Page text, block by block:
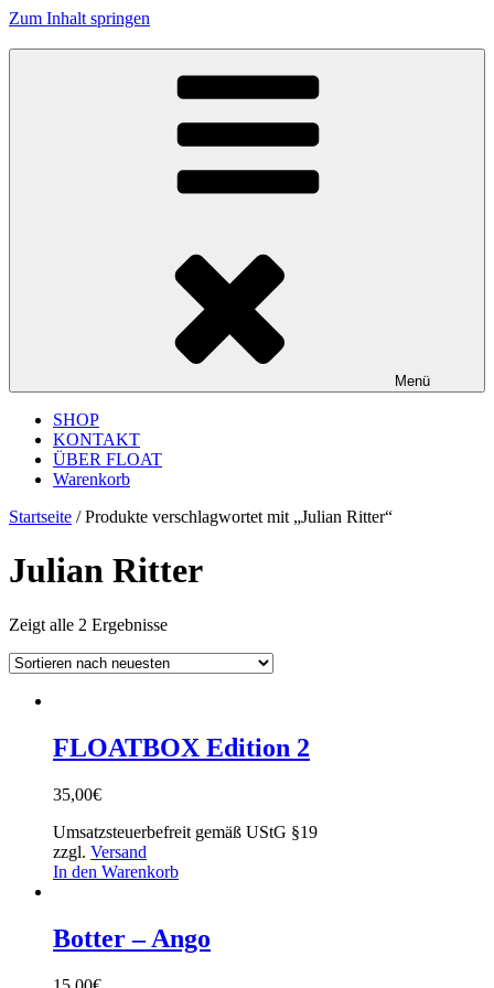
Zum Inhalt springen
junges Label für improvisierte Musik und Jazz aus Köln
Menü
SHOP
KONTAKT
ÜBER FLOAT
Warenkorb
Startseite / Produkte verschlagwortet mit „Julian Ritter“
Julian Ritter
Zeigt alle 2 Ergebnisse
FLOATBOX Edition 2
35,00€
Umsatzsteuerbefreit gemäß UStG §19
zzgl. Versand
In den Warenkorb
Botter – Ango